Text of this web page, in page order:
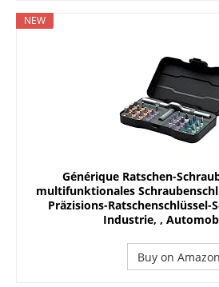
NEW
Générique Ratschen-
multifunktionales
Präzisions-Ratschenschlüssel-
Industrie, ,
Buy on Amazon